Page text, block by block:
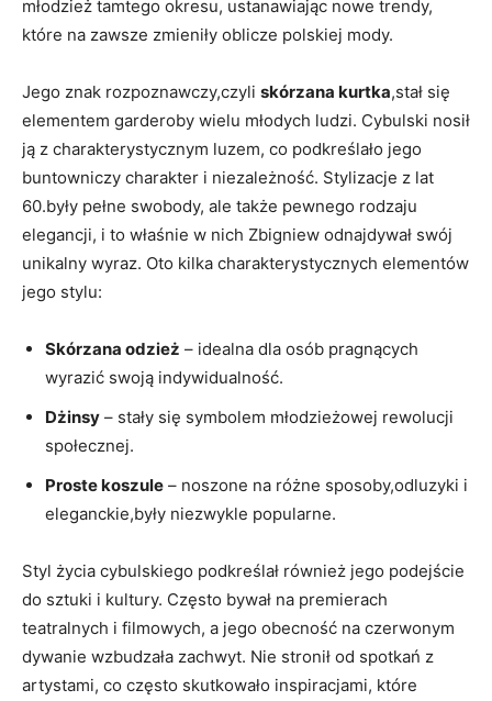
młodzież tamtego okresu, ustanawiając nowe trendy,
które na zawsze zmieniły oblicze polskiej mody.
Jego znak rozpoznawczy,czyli skórzana kurtka,stał się
elementem garderoby wielu młodych ludzi. Cybulski nosił
ją z charakterystycznym luzem, co podkreślało jego
buntowniczy charakter i niezależność. Stylizacje z lat
60.były pełne swobody, ale także pewnego rodzaju
elegancji, i to właśnie w nich Zbigniew odnajdywał swój
unikalny wyraz. Oto kilka charakterystycznych elementów
jego stylu:
Skórzana odzież – idealna dla osób pragnących
wyrazić swoją indywidualność.
Dżinsy – stały się symbolem młodzieżowej rewolucji
społecznej.
Proste koszule – noszone na różne sposoby,odluzyki i
eleganckie,były niezwykle popularne.
Styl życia cybulskiego podkreślał również jego podejście
do sztuki i kultury. Często bywał na premierach
teatralnych i filmowych, a jego obecność na czerwonym
dywanie wzbudzała zachwyt. Nie stronił od spotkań z
artystami, co często skutkowało inspiracjami, które